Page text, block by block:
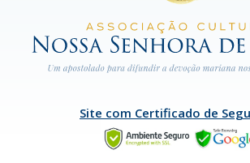
Site com Certificado de